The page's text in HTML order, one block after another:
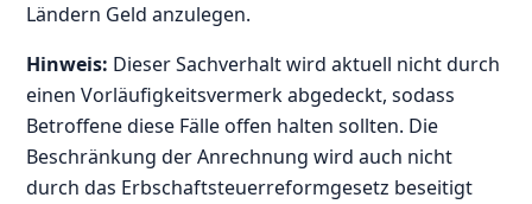
Ländern Geld anzulegen.
Hinweis: Dieser Sachverhalt wird aktuell nicht durch
einen Vorläufigkeitsvermerk abgedeckt, sodass
Betroffene diese Fälle offen halten sollten. Die
Beschränkung der Anrechnung wird auch nicht
durch das Erbschaftsteuerreformgesetz beseitigt